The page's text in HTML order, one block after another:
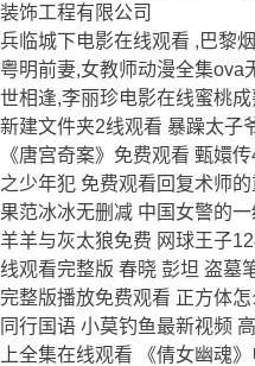
装饰工程有限公司
兵临城下电影在线观看 ,巴黎
粤明前妻,女教师动漫全集ova
世相逢,李丽珍电影在线蜜桃
新建文件夹2线观看 暴躁太子
《唐宫奇案》免费观看 甄嬛
之少年犯 免费观看回复术师
果范冰冰无删减 中国女警的
羊羊与灰太狼免费 网球王子
线观看完整版 春晓 彭坦 盗墓
完整版播放免费观看 正方体
同行国语 小莫钓鱼最新视频
上全集在线观看 《倩女幽魂